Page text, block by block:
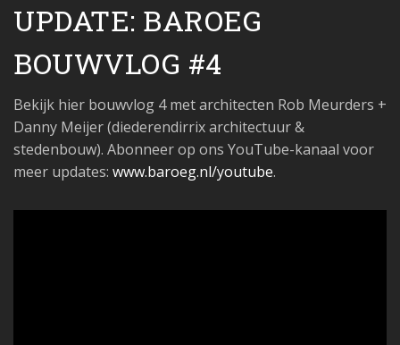
UPDATE: BAROEG
BOUWVLOG #4
Bekijk hier bouwvlog 4 met architecten Rob Meurders +
Danny Meijer (diederendirrix architectuur &
stedenbouw). Abonneer op ons YouTube-kanaal voor
meer updates: www.baroeg.nl/youtube.